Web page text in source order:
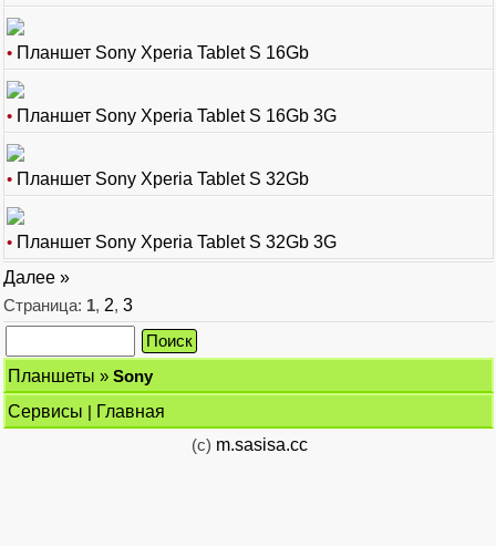
• Планшет Sony Xperia Tablet S 16Gb
• Планшет Sony Xperia Tablet S 16Gb 3G
• Планшет Sony Xperia Tablet S 32Gb
• Планшет Sony Xperia Tablet S 32Gb 3G
Далее »
Страница: 1, 2, 3
Планшеты » Sony
Сервисы | Главная
(c) m.sasisa.cc